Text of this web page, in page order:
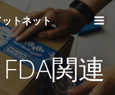
コ
ン
テ
ン
ツ
へ
ス
トネット
関連